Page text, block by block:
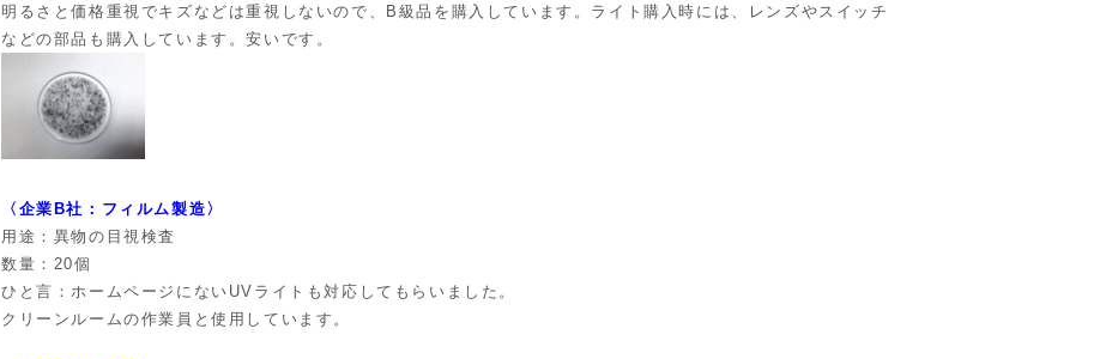
明るさと価格重視でキズなどは重視しないので、B級品を購入しています。ライト購入時には、レンズやスイッチ
などの部品も購入しています。安いです。
〈企業B社：フィルム製造〉
用途：異物の目視検査
数量：20個
ひと言：ホームページにないUVライトも対応してもらいました。
クリーンルームの作業員と使用しています。